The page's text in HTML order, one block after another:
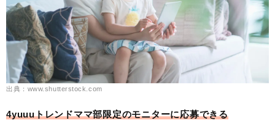
出典：www.shutterstock.com
4yuuuトレンドママ部限定のモニターに応募できる